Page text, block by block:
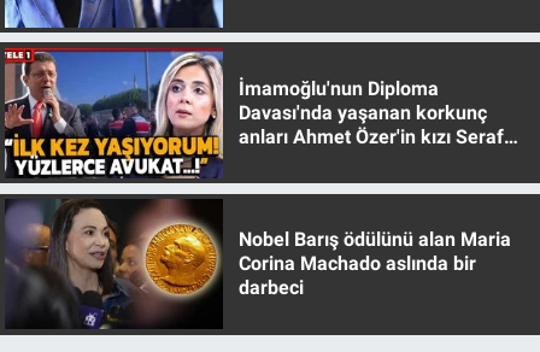
İmamoğlu'nun Diploma
Davası'nda yaşanan korkunç
anları Ahmet Özer'in kızı Seraf
Nobel Barış ödülünü alan Maria
Corina Machado aslında bir
darbeci
Sağlık
Spor
Teknoloji
Türkiye'nin Geleceği
Türkiye'nin Gündemi